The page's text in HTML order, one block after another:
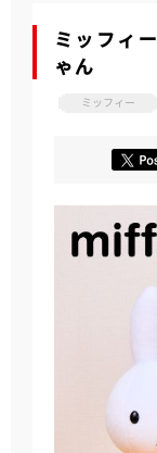
ミッフィ
ゃん
ミッフィー